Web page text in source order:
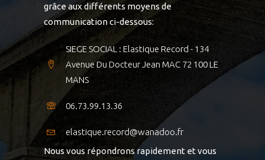
grâce aux différents moyens de
communication ci-dessous:
SIEGE SOCIAL : Elastique Record - 134
Avenue Du Docteur Jean MAC 72 100 LE
MANS
06.73.99.13.36
elastique.record@wanadoo.fr
Nous vous répondrons rapidement et vous